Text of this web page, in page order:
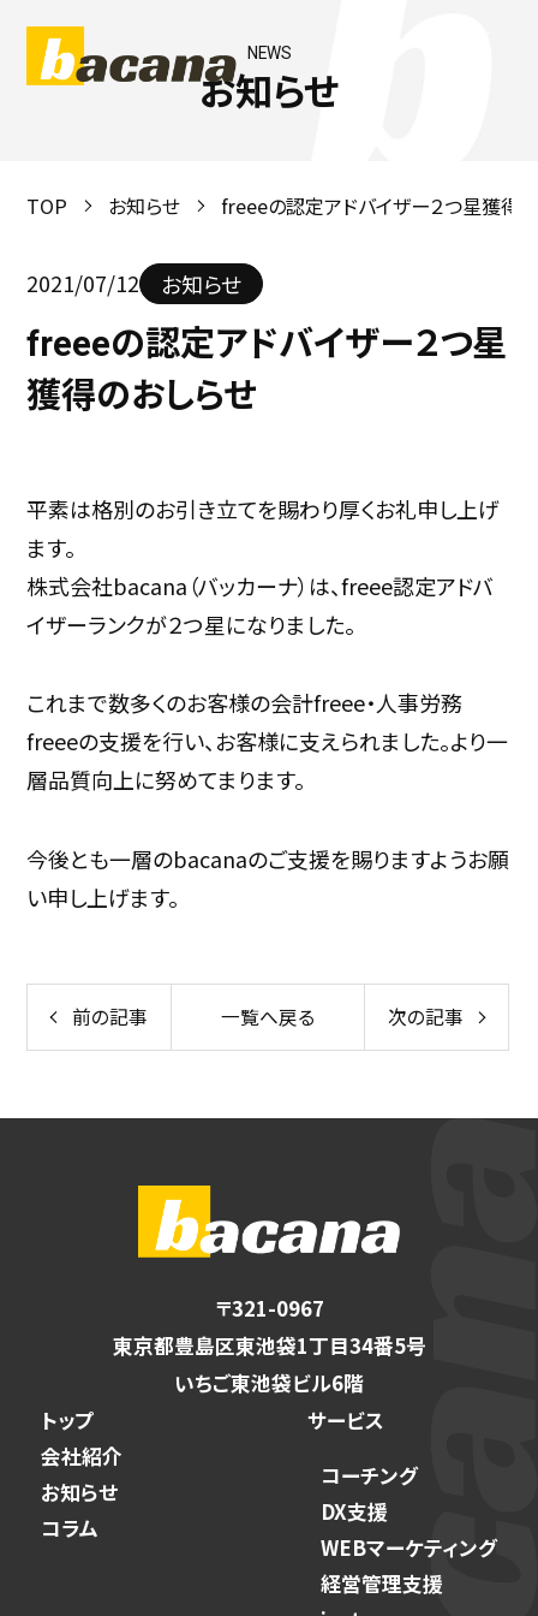
NEWS
お知らせ
TOP お知らせ freeeの認定アドバイザー２つ星獲得
2021/07/12 お知らせ
freeeの認定アドバイザー２つ星
獲得のおしらせ
平素は格別のお引き立てを賜わり厚くお礼申し上げ
ます。
株式会社bacana（バッカーナ）は、freee認定アドバ
イザーランクが２つ星になりました。
これまで数多くのお客様の会計freee・人事労務
freeeの支援を行い、お客様に支えられました。より一
層品質向上に努めてまります。
今後とも一層のbacanaのご支援を賜りますようお願
い申し上げます。
前の記事 一覧へ戻る 次の記事
〒321-0967
東京都豊島区東池袋1丁目34番5号
いちご東池袋ビル6階
トップ
会社紹介
お知らせ
コラム
サービス
コーチング
DX支援
WEBマーケティング
経営管理支援